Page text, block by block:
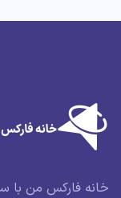
خانه فارکس من با